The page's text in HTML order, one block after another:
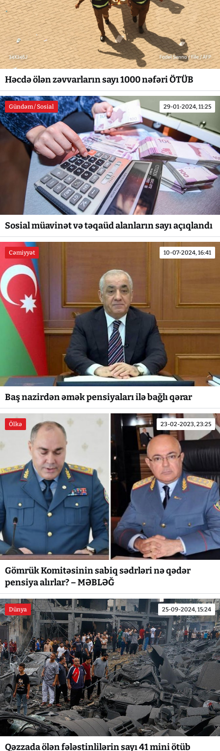
Həcdə ölən zəvvarların sayı 1000 nəfəri ÖTÜB
Gündəm / Sosial 29-01-2024, 11:25
Sosial müavinət və təqaüd alanların sayı açıqlandı
Cəmiyyət 10-07-2024, 16:41
Baş nazirdən əmək pensiyaları ilə bağlı qərar
Ölkə 23-02-2023, 23:25
Gömrük Komitəsinin sabiq sədrləri nə qədər
pensiya alırlar? – MƏBLƏĞ
Dünya 25-09-2024, 15:24
Qəzzada ölən fələstinlilərin sayı 41 mini ötüb